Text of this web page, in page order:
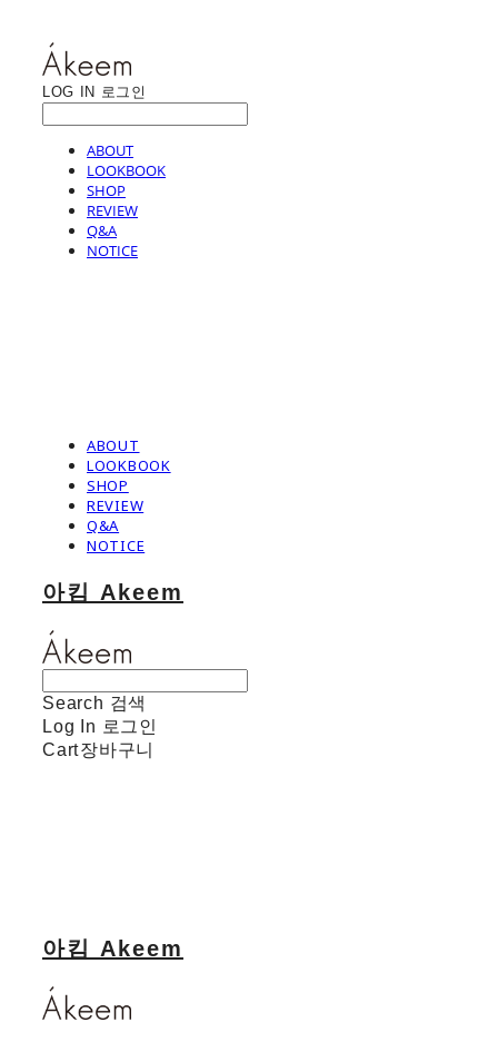
LOG IN 로그인
ABOUT
LOOKBOOK
SHOP
REVIEW
Q&A
NOTICE
ABOUT
LOOKBOOK
SHOP
REVIEW
Q&A
NOTICE
아킴 Akeem
Search 검색
Log In 로그인
Cart장바구니
아킴 Akeem